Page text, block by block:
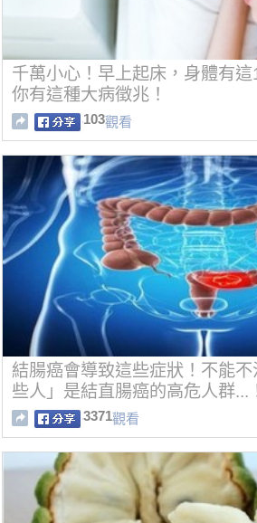
千萬小心！早上起床，身體有
你有這種大病徵兆！
103觀看
結腸癌會導致這些症狀！不能
些人」是結直腸癌的高危人群...
3371觀看